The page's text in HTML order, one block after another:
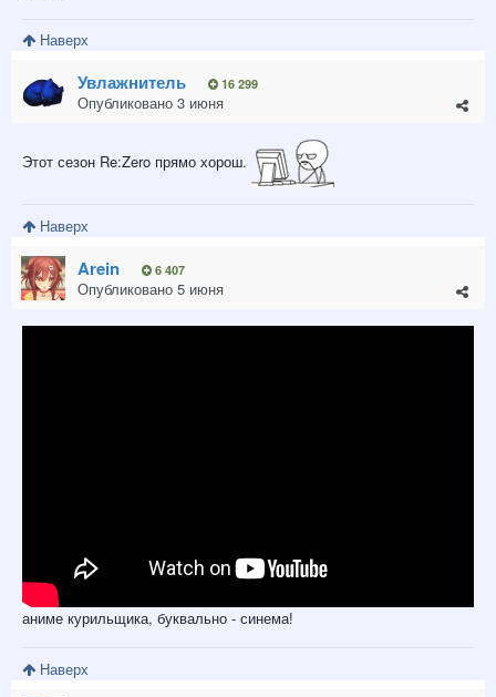
Наверх
Увлажнитель 16 299
Опубликовано 3 июня
Этот сезон Re:Zero прямо хорош.
Наверх
Arein 6 407
Опубликовано 5 июня
аниме курильщика, буквально - синема!
Наверх